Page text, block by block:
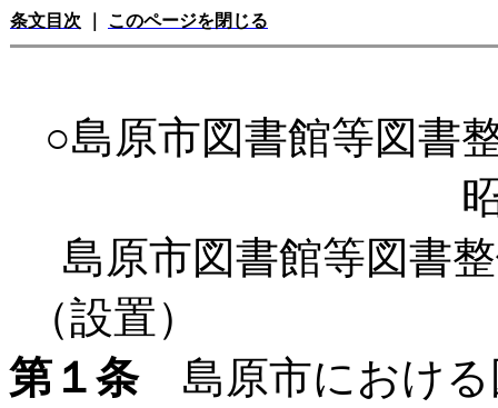
条文目次 このページを閉じる
○島原市図書館等図書
島原市図書館等図書
（設置）
第１条島原市における